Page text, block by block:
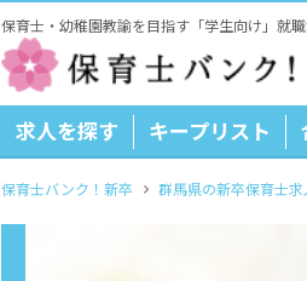
保育士・幼稚園教諭を目指す「学生向け」就
求人を探す キープリスト
保育士バンク！新卒 群馬県の新卒保育士求